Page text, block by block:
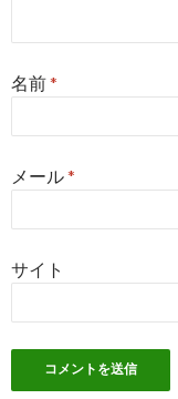
名前*
メール*
サイト